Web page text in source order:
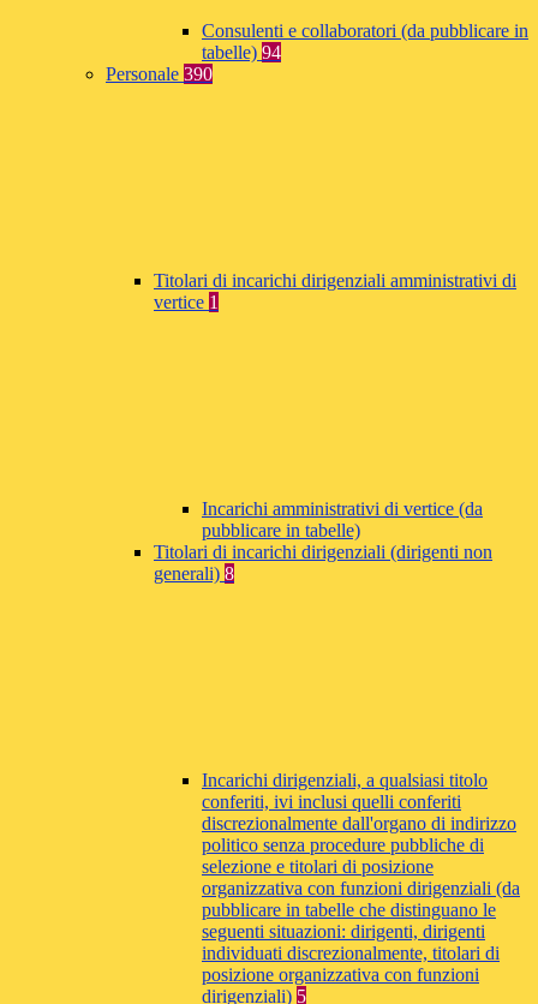
Consulenti e collaboratori (da pubblicare in
tabelle) 94
Personale 390
Titolari di incarichi dirigenziali amministrativi di
vertice 1
Incarichi amministrativi di vertice (da
pubblicare in tabelle)
Titolari di incarichi dirigenziali (dirigenti non
generali) 8
Incarichi dirigenziali, a qualsiasi titolo
conferiti, ivi inclusi quelli conferiti
discrezionalmente dall'organo di indirizzo
politico senza procedure pubbliche di
selezione e titolari di posizione
organizzativa con funzioni dirigenziali (da
pubblicare in tabelle che distinguano le
seguenti situazioni: dirigenti, dirigenti
individuati discrezionalmente, titolari di
posizione organizzativa con funzioni
dirigenziali) 5